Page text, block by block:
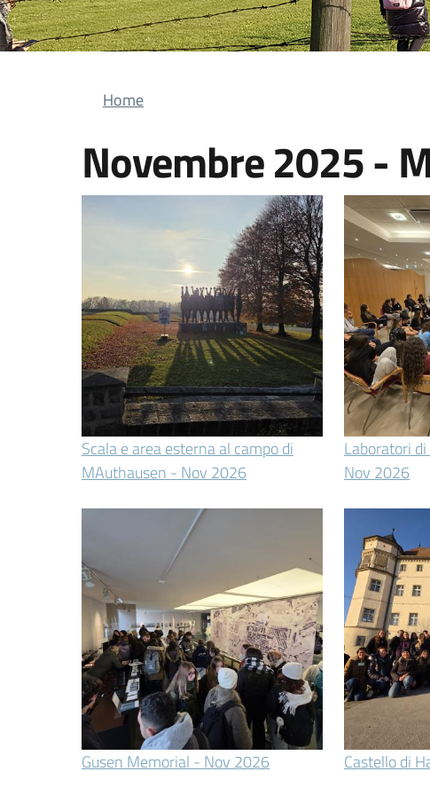
Briciole di pane
Home
Novembre 2025 -
Scala e area esterna al campo di
MAuthausen - Nov 2026
Laboratori
Nov 2026
Gusen Memorial - Nov 2026 Castello di